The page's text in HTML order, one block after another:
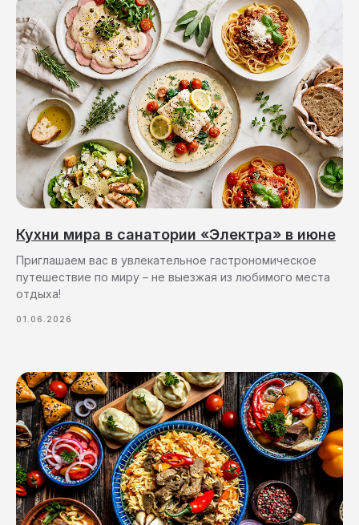
Кухни мира в санатории «Электра» в июне
Приглашаем вас в увлекательное гастрономическое
путешествие по миру – не выезжая из любимого места
отдыха!
01.06.2026